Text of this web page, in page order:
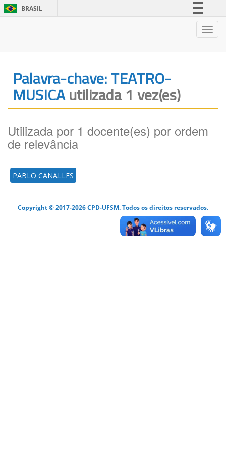
BRASIL
Legislação
Canais
Palavra-chave: TEATRO-
MUSICAutilizada 1 vez(es)
Utilizada por 1 docente(es) por ordem
de relevância
PABLO CANALLES
Copyright © 2017-2026 CPD-UFSM. Todos os direitos reservados.